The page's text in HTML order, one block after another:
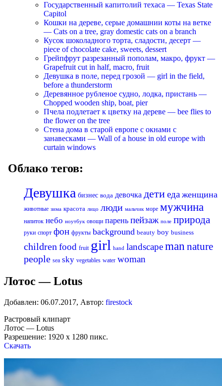
Государственный капитолий техаса — Texas State
Capitol
Кошки на дереве, серые домашнии коты на ветке
— Cats on a tree, gray domestic cats on a branch
Кусок шоколадного торта, сладости, десерт —
piece of chocolate cake, sweets, dessert
Грейпфрут разрезанный пополам, макро, фрукт —
Grapefruit cut in half, macro, fruit
Девушка в поле, перед грозой — girl in the field,
before a thunderstorm
Деревянное рубленое судно, лодка, пристань —
Chopped wooden ship, boat, pier
Пчела подлетает к цветку на дереве — bee flies to
the flower on the tree
Стена дома в старой европе с окнами с
занавесками — Wall of a house in old europe with
curtain windows
Облако тегов:
Девушка бизнес вода девочка детиеда женщина
животные зима красота лицо люди мальчик море мужчина
напиток небо ноутбук овощи парень пейзаж поле природа
руки спорт фон фрукты background beauty boy business
childrenfood fruit girl hand landscapeman nature
people sea sky vegetables water woman
Лотос — Lotus
Добавлен: 06.07.2017, Автор: firestock
Растровый клипарт
Лотос — Lotus
Разрешение: 1920 x 1280 пикс.
Скачать